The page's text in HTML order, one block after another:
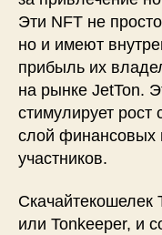
Эти NFT не
но и имеют
прибыль их
на рынке JetTon.
стимулирует
слой финансовых
участников.
Скачайтекошелек
или Tonkeeper, и